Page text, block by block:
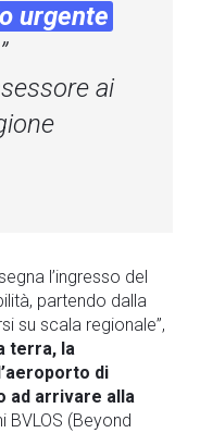
urgente
ai
l’ingresso del
partendo dalla
su scala regionale”,
terra, la
di
ad arrivare alla
BVLOS (Beyond